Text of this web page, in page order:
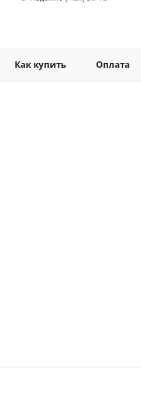
Как купить Оплата